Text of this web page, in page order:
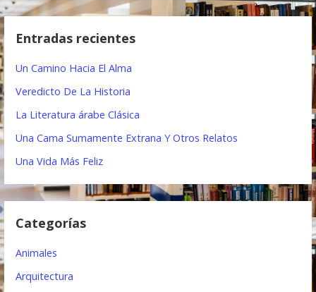
g
n
d
e
s
Entradas recientes
Un Camino Hacia El Alma
Veredicto De La Historia
La Literatura árabe Clásica
Una Cama Sumamente Extrana Y Otros Relatos
Una Vida Más Feliz
Categorías
Animales
Arquitectura